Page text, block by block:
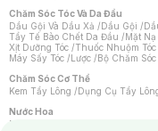
Chăm Sóc Tóc Và Da Đầu
Dầu Gội Và Dầu Xả /Dầu Gội /
Tẩy Tế Bào Chết Da Đầu /Mặt Nạ
Xịt Dưỡng Tóc /Thuốc Nhuộm Tóc
Máy Sấy Tóc /Lược /Bộ Chăm Sóc
Chăm Sóc Cơ Thể
Kem Tẩy Lông /Dụng Cụ Tẩy
Nước Hoa
Nước Hoa Nữ